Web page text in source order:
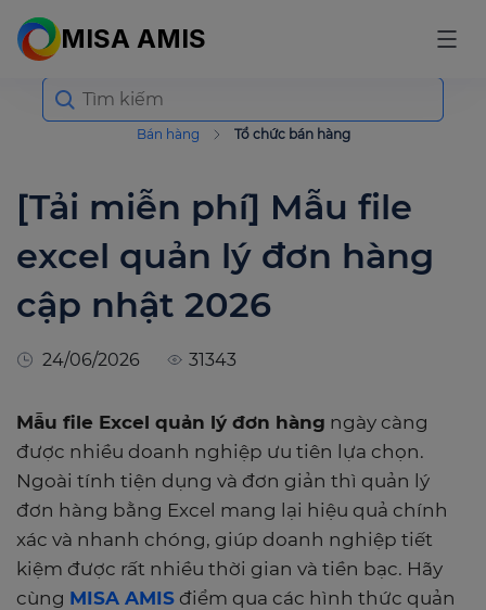
MISA AMIS
Bán hàng Tổ chức bán hàng
Search
for:
[Tải miễn phí] Mẫu file
excel quản lý đơn hàng
cập nhật 2026
24/06/2026 31343
Mẫu file Excel quản lý đơn hàng ngày càng
được nhiều doanh nghiệp ưu tiên lựa chọn.
Ngoài tính tiện dụng và đơn giản thì quản lý
đơn hàng bằng Excel mang lại hiệu quả chính
xác và nhanh chóng, giúp doanh nghiệp tiết
kiệm được rất nhiều thời gian và tiền bạc. Hãy
cùng MISA AMIS điểm qua các hình thức quản